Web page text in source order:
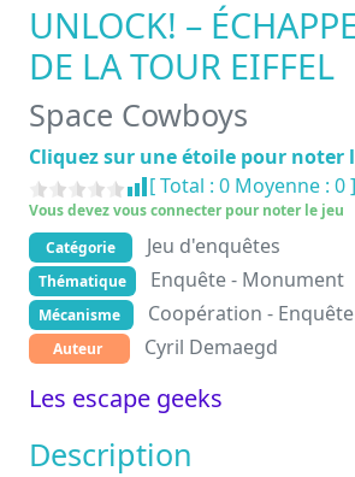
UNLOCK! –
DE LA TOUR EIFFEL
Space Cowboys
Cliquez sur une étoile pour noter
[ Total : 0 Moyenne : 0]
Vous devez vous connecter pour noter le jeu
Catégorie
Jeu d'enquêtes
Thématique Enquête - Monument
Mécanisme Coopération - Enquête
Auteur Cyril Demaegd
Les escape geeks
Description